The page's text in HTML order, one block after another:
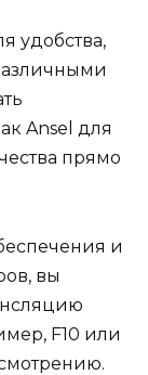
удобства,
Ansel для
прямо
и
вы
F10 или